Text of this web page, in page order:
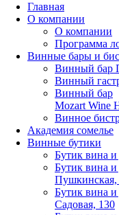
Главная
О компании
О компании
Программа
Винные бары и
Винный бар
Винный
Винный бар
Mozart Wine
Винное
Академия сомелье
Винные бутики
Бутик вина и
Бутик вина и
Пушкинская,
Бутик вина и
Садовая, 130